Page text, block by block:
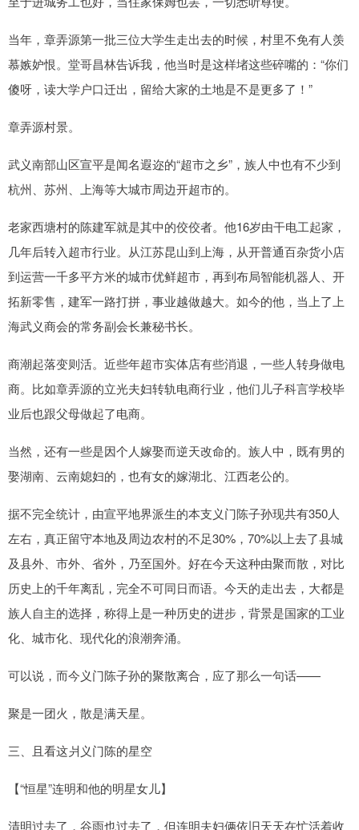
当年，章弄源第一批三位大学生走出去的时候，村里不免有人羡
慕嫉妒恨。堂哥昌林告诉我，他当时是这样堵这些碎嘴的：“你们
傻呀，读大学户口迁出，留给大家的土地是不是更多了！”
章弄源村景。
武义南部山区宣平是闻名遐迩的“超市之乡”，族人中也有不少到
杭州、苏州、上海等大城市周边开超市的。
老家西塘村的陈建军就是其中的佼佼者。他16岁由干电工起家，
几年后转入超市行业。从江苏昆山到上海，从开普通百杂货小店
到运营一千多平方米的城市优鲜超市，再到布局智能机器人、开
拓新零售，建军一路打拼，事业越做越大。如今的他，当上了上
海武义商会的常务副会长兼秘书长。
商潮起落变则活。近些年超市实体店有些消退，一些人转身做电
商。比如章弄源的立光夫妇转轨电商行业，他们儿子科言学校毕
业后也跟父母做起了电商。
当然，还有一些是因个人嫁娶而逆天改命的。族人中，既有男的
娶湖南、云南媳妇的，也有女的嫁湖北、江西老公的。
据不完全统计，由宣平地界派生的本支义门陈子孙现共有350人
左右，真正留守本地及周边农村的不足30%，70%以上去了县城
及县外、市外、省外，乃至国外。好在今天这种由聚而散，对比
历史上的千年离乱，完全不可同日而语。今天的走出去，大都是
族人自主的选择，称得上是一种历史的进步，背景是国家的工业
化、城市化、现代化的浪潮奔涌。
可以说，而今义门陈子孙的聚散离合，应了那么一句话——
聚是一团火，散是满天星。
三、且看这爿义门陈的星空
【“恒星”连明和他的明星女儿】
清明过去了，谷雨也过去了，但连明夫妇俩依旧天天在忙活着收